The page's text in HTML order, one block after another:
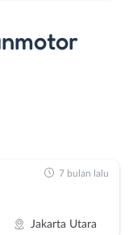
Jakarta Utara
7 bulan lalu